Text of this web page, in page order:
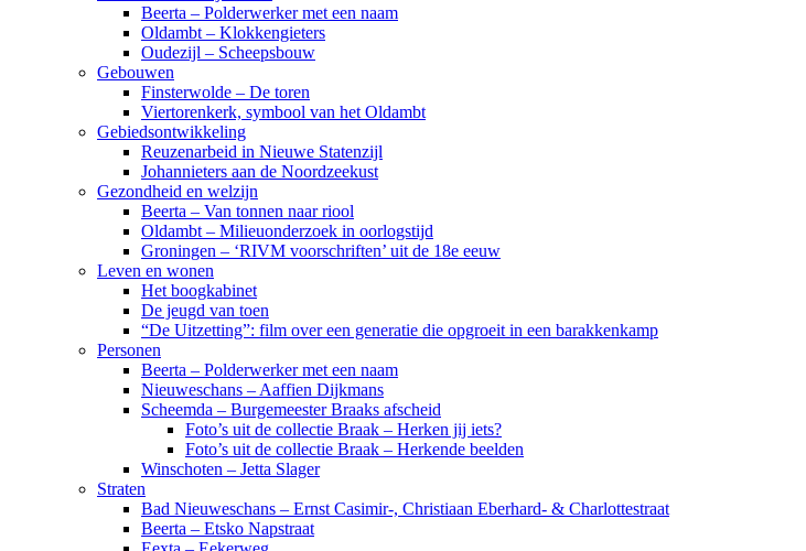
Beerta – Polderwerker met een naam
Oldambt – Klokkengieters
Oudezijl – Scheepsbouw
Gebouwen
Finsterwolde – De toren
Viertorenkerk, symbool van het Oldambt
Gebiedsontwikkeling
Reuzenarbeid in Nieuwe Statenzijl
Johannieters aan de Noordzeekust
Gezondheid en welzijn
Beerta – Van tonnen naar riool
Oldambt – Milieuonderzoek in oorlogstijd
Groningen – ‘RIVM voorschriften’ uit de 18e eeuw
Leven en wonen
Het boogkabinet
De jeugd van toen
“De Uitzetting”: film over een generatie die opgroeit in een barakkenkamp
Personen
Beerta – Polderwerker met een naam
Nieuweschans – Aaffien Dijkmans
Scheemda – Burgemeester Braaks afscheid
Foto’s uit de collectie Braak – Herken jij iets?
Foto’s uit de collectie Braak – Herkende beelden
Winschoten – Jetta Slager
Straten
Bad Nieuweschans – Ernst Casimir-, Christiaan Eberhard- & Charlottestraat
Beerta – Etsko Napstraat